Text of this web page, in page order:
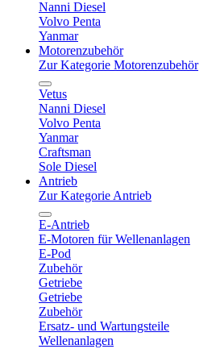
Nanni Diesel
Volvo Penta
Yanmar
Motorenzubehör
Zur Kategorie Motorenzubehör
Vetus
Nanni Diesel
Volvo Penta
Yanmar
Craftsman
Sole Diesel
Antrieb
Zur Kategorie Antrieb
E-Antrieb
E-Motoren für Wellenanlagen
E-Pod
Zubehör
Getriebe
Getriebe
Zubehör
Ersatz- und Wartungsteile
Wellenanlagen